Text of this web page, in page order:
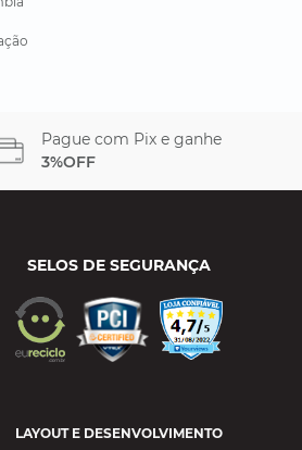
Pague com Pix e ganhe
3%OFF
SELOS DE SEGURANÇA
LAYOUT E DESENVOLVIMENTO